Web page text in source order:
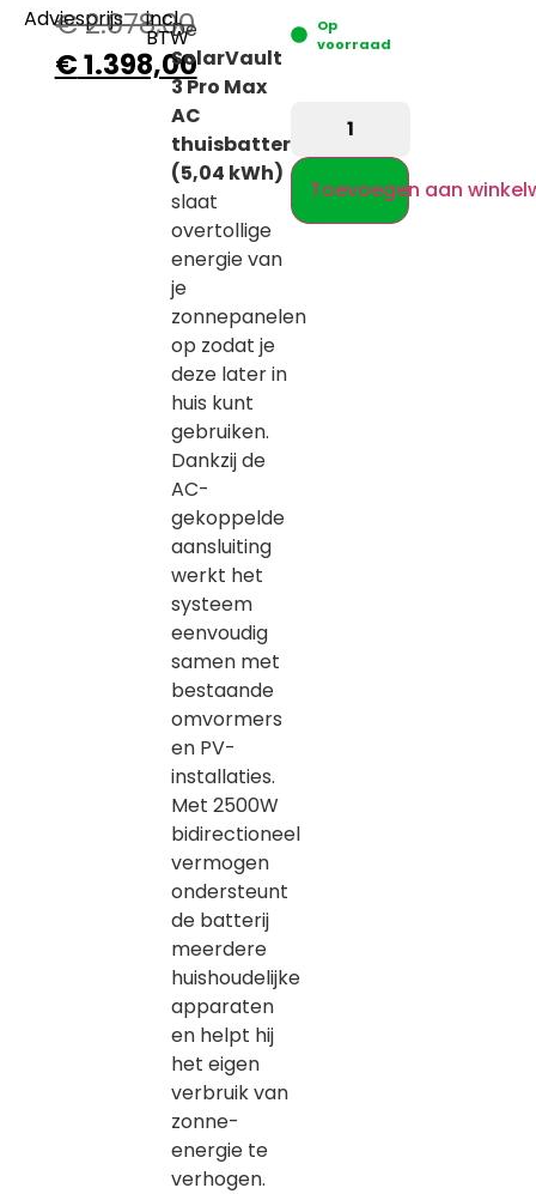
Adviesprijs
€2.078,00
€1.398,00
incl.
BTW
De
SolarVault
3 Pro Max
AC
thuisbatterij
(5,04 kWh)
slaat
overtollige
energie van
je
zonnepanelen
op zodat je
deze later in
huis kunt
gebruiken.
Dankzij de
AC-
gekoppelde
aansluiting
werkt het
systeem
eenvoudig
samen met
bestaande
omvormers
en PV-
installaties.
Met 2500W
bidirectioneel
vermogen
ondersteunt
de batterij
meerdere
huishoudelijke
apparaten
en helpt hij
het eigen
verbruik van
zonne-
energie te
verhogen.
Op
voorraad
Toevoegen aan